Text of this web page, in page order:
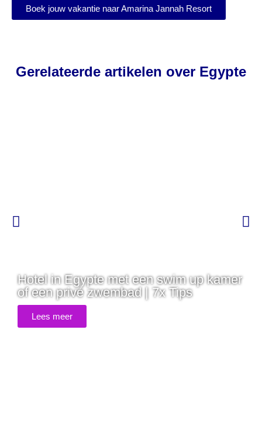
Boek jouw vakantie naar Amarina Jannah Resort
Gerelateerde artikelen over Egypte
Hotel in Egypte met een swim up kamer
of een privé zwembad | 7x Tips
Lees meer